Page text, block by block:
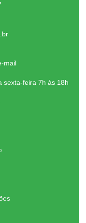
mail
sexta-feira 7h às 18h